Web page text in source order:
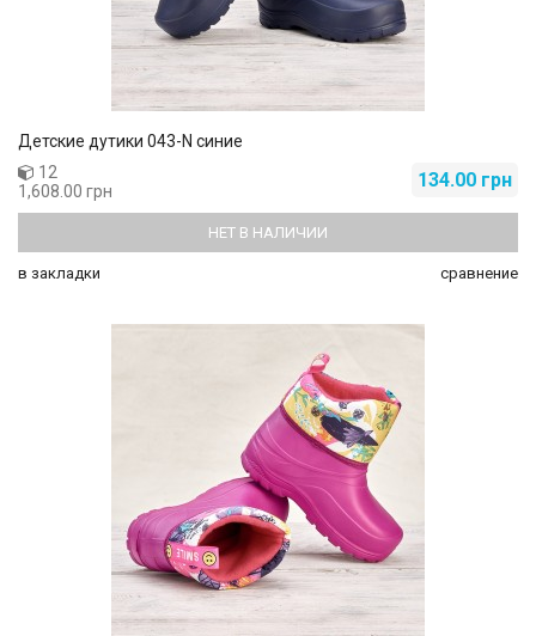
Детские дутики 043-N синие
134.00 грн
12
1,608.00 грн
НЕТ В НАЛИЧИИ
в закладки сравнение